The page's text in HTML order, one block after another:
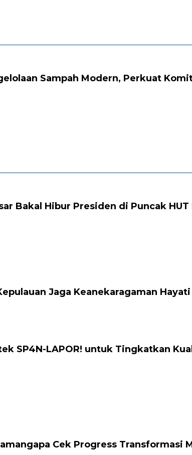
Sampah Modern, Perkuat
Bakal Hibur Presiden di Puncak
Jaga Keanekaragaman
SP4N-LAPOR! untuk Tingkatkan
Cek Progress Transformasi